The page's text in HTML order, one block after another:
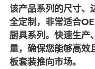
该产品系列的尺寸、
全定制，非常适合
厨具系列。快速生产
量，确保您能够高效
板套装推向市场。